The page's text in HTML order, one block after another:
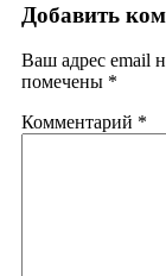
Добавить
Ваш адрес email
помечены *
Комментарий *